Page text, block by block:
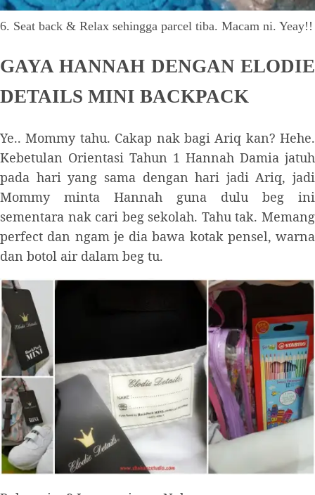
6. Seat back & Relax sehingga parcel tiba. Macam ni. Yeay!!
GAYA HANNAH DENGAN ELODIE
DETAILS MINI BACKPACK
Ye.. Mommy tahu. Cakap nak bagi Ariq kan? Hehe.
Kebetulan Orientasi Tahun 1 Hannah Damia jatuh
pada hari yang sama dengan hari jadi Ariq, jadi
Mommy minta Hannah guna dulu beg ini
sementara nak cari beg sekolah. Tahu tak. Memang
perfect dan ngam je dia bawa kotak pensel, warna
dan botol air dalam beg tu.